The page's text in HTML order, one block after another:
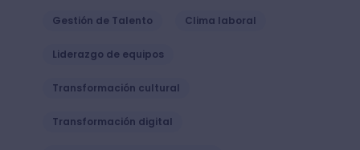
Gestión de Talento Clima laboral
Liderazgo de equipos
Transformación cultural
Transformación digital